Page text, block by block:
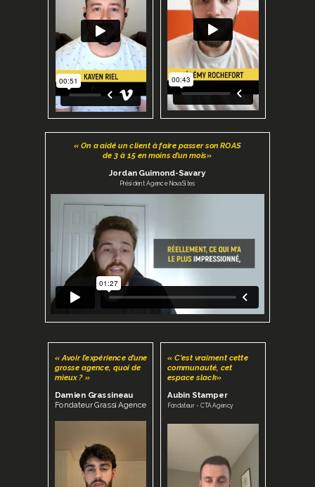
« On a aidé un client à faire passer son ROAS
de 3 à 15 en moins d’un mois»
Jordan Guimond-Savary
Président Agence NovaSites
« Avoir l’expérience d’une
grosse agence, quoi de
mieux ? »
Damien Grassineau
Fondateur Grassi Agence
« C'est vraiment cette
communauté, cet
espace slack»
Aubin Stamper
Fondateur - CTA Agency